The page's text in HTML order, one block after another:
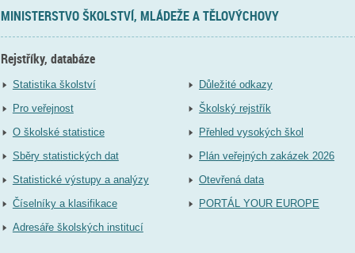
MINISTERSTVO ŠKOLSTVÍ, MLÁDEŽE A TĚLOVÝCHOVY
Rejstříky, databáze
Statistika školství
Pro veřejnost
O školské statistice
Sběry statistických dat
Statistické výstupy a analýzy
Číselníky a klasifikace
Adresáře školských institucí
Důležité odkazy
Školský rejstřík
Přehled vysokých škol
Plán veřejných zakázek 2026
Otevřená data
PORTÁL YOUR EUROPE